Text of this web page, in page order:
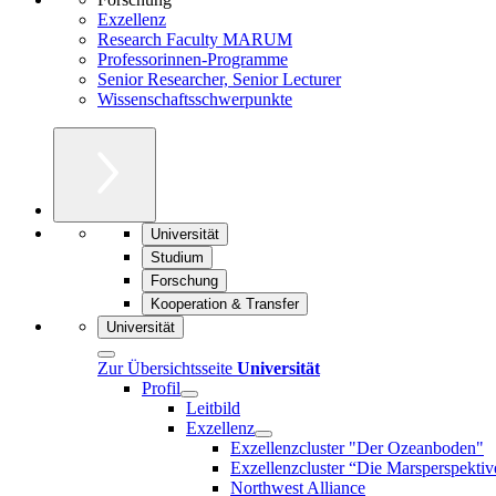
Exzellenz
Research Faculty MARUM
Professorinnen-Programme
Senior Researcher, Senior Lecturer
Wissenschaftsschwerpunkte
Universität
Studium
Forschung
Kooperation & Transfer
Universität
Zur Übersichtsseite Universität
Profil
Leitbild
Exzellenz
Exzellenzcluster "Der Ozeanboden"
Exzellenzcluster “Die
Northwest Alliance